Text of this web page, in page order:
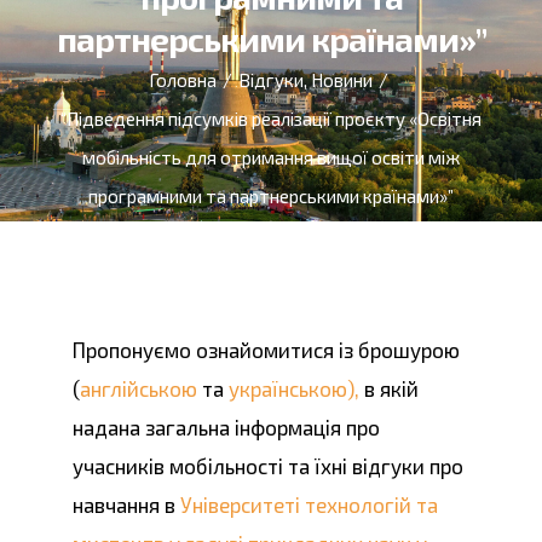
партнерськими країнами»”
Головна / Відгуки,Новини /
“Підведення підсумків реалізації проєкту «Освітня
мобільність для отримання вищої освіти між
програмними та партнерськими країнами»”
Пропонуємо ознайомитися із брошурою
(англійською та українською), в якій
надана загальна інформація про
учасників мобільності та їхні відгуки про
навчання в Університеті технологій та